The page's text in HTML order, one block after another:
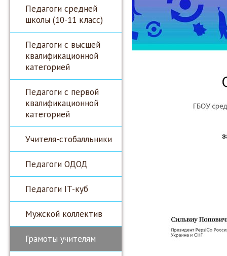
Педагоги средней
школы (10-11 класс)
Педагоги с высшей
квалификационной
категорией
Педагоги с первой
квалификационной
категорией
Учителя-стобалльники
Педагоги ОДОД
Педагоги IT-куб
Мужской коллектив
Грамоты учителям